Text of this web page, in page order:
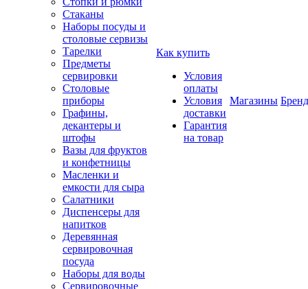
Стаканы
Наборы посуды и
столовые сервизы
Тарелки
Предметы
сервировки
Столовые
приборы
Графины,
декантеры и
штофы
Вазы для фруктов
и конфетницы
Масленки и
емкости для сыра
Салатники
Диспенсеры для
напитков
Деревянная
сервировочная
посуда
Наборы для воды
Сервировочные
Как купить
Условия
оплаты
Условия
доставки
Гарантия
на товар
Магазины